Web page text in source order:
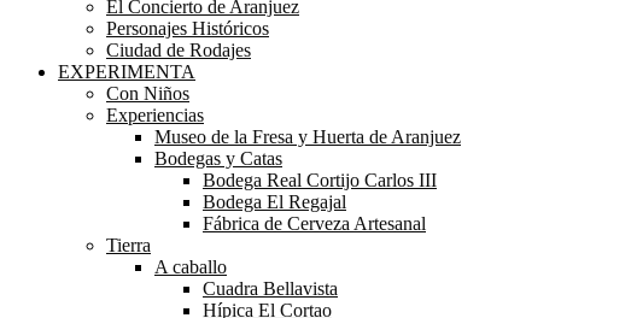
El Concierto de Aranjuez
Personajes Históricos
Ciudad de Rodajes
EXPERIMENTA
Con Niños
Experiencias
Museo de la Fresa y Huerta de Aranjuez
Bodegas y Catas
Bodega Real Cortijo Carlos III
Bodega El Regajal
Fábrica de Cerveza Artesanal
Tierra
A caballo
Cuadra Bellavista
Hípica El Cortao